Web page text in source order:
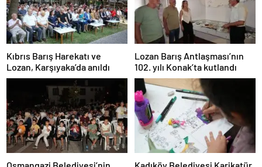
Kıbrıs Barış Harekatı ve
Lozan, Karşıyaka’da anıldı
Lozan Barış Antlaşması’nın
102. yılı Konak’ta kutlandı